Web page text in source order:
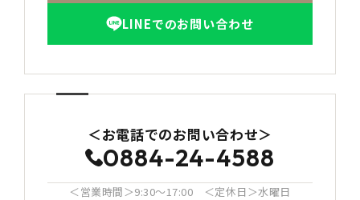
LINEでのお問い合わせ
＜お電話でのお問い合わせ＞
0884-24-4588
＜営業時間＞9:30〜17:00 ＜定休日＞水曜日